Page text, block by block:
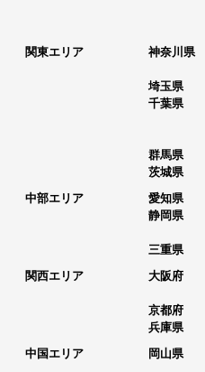
関東エリア
神奈川県
埼玉県
千葉県
群馬県
茨城県
中部エリア
愛知県
静岡県
三重県
関西エリア
大阪府
京都府
兵庫県
中国エリア
岡山県